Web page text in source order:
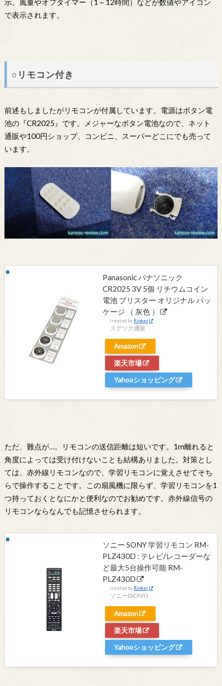
示。風量やオフタイマー（1～12時間）などが数値やアイコン
で表示されます。
○リモコン付き
前述もしましたがリモコンが付属しています。電源はボタン電
池の『CR2025』です。メジャーなボタン電池なので、ネット
通販や100円ショップ、コンビニ、スーパーどこにでも売って
います。
Panasonic パナソニック
CR2025 3V 5個 リチウムコイン
電池 ブリスター オリジナル パッ
ケージ （ 灰色 ）
created by Rinker
スグツク通販
Amazon
楽天市場
Yahooショッピング
ただ、難点が…。リモコンの送信距離は短いです。1m離れると
角度によっては受け付けないことも結構ありました。対策とし
ては、赤外線リモコンなので、学習リモコンに覚えさせてそち
らで操作することです。この扇風機に限らず、学習リモコンを1
つ持っておくとなにかと便利なのでお勧めです。赤外線信号の
リモコンならなんでも記憶させられます。
ソニー SONY 学習リモコン RM-
PLZ430D : テレビ/レコーダーな
ど最大5台操作可能 RM-
PLZ430D
created by Rinker
ソニー(SONY)
Amazon
楽天市場
Yahooショッピング